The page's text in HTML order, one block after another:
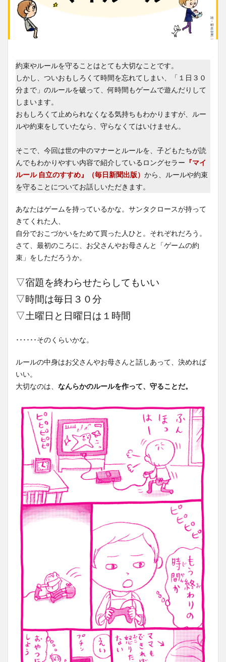
約束やルールを守ることはとても大切なことです。
しかし、ついおもしろくて時間を忘れてしまい、「１日３０
分まで」のルールを破って、何時間もゲームで遊んだりして
しまいます。
おもしろくて止められなくなる気持ちもわかりますが、ルー
ルや約束をしていたなら、守らなくてはいけません。
そこで、今回は世の中のマナーとルールを、子どもたちが読
んでもわかりやすい内容で紹介しているロングセラー 『マイ
ルール 自立のすすめ』（毎日新聞出版） から、ルールや約束
を守ることについてお話しいただきます。
あなたはゲームを持っているかな。サンタクロースが持って
きてくれた人、
自分でおこづかいをためて買った人ひと。それぞれだろう。
さて、最初のころに、お父さんやお母さんと「ゲームの約
束」をしただろうか。
▽宿題を終わらせたらしてもいい
▽時間は毎日３０分
▽土曜日と日曜日は１時間
･･････そのくらいかな。
ルールの中身はお父さんやお母さんと話しあって、決めれば
いい。
大切なのは、 なんらかのルールを作って、守ることだ。